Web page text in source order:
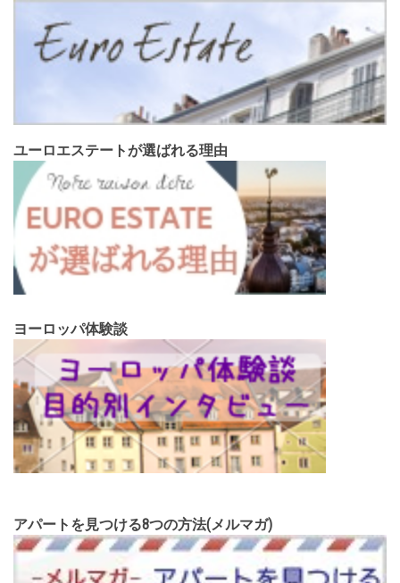
ユーロエステートが選ばれる理由
ヨーロッパ体験談
アパートを見つける8つの方法(メルマガ)